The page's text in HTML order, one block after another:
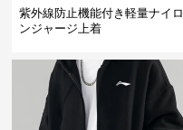
紫外線防止機能付き軽量ナイロ
ンジャージ上着